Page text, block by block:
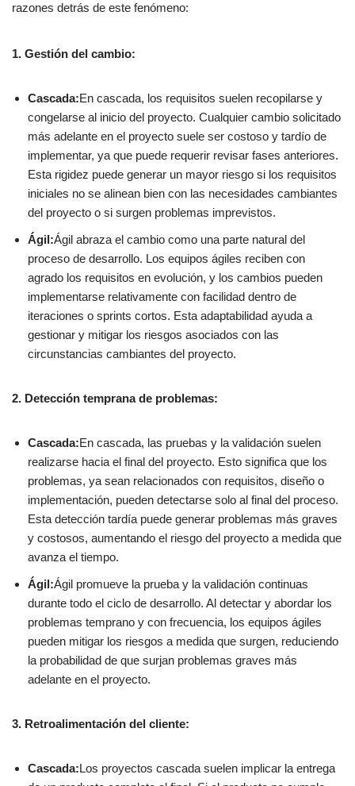
razones detrás de este fenómeno:
1. Gestión del cambio:
Cascada:En cascada, los requisitos suelen recopilarse y
congelarse al inicio del proyecto. Cualquier cambio solicitado
más adelante en el proyecto suele ser costoso y tardío de
implementar, ya que puede requerir revisar fases anteriores.
Esta rigidez puede generar un mayor riesgo si los requisitos
iniciales no se alinean bien con las necesidades cambiantes
del proyecto o si surgen problemas imprevistos.
Ágil:Ágil abraza el cambio como una parte natural del
proceso de desarrollo. Los equipos ágiles reciben con
agrado los requisitos en evolución, y los cambios pueden
implementarse relativamente con facilidad dentro de
iteraciones o sprints cortos. Esta adaptabilidad ayuda a
gestionar y mitigar los riesgos asociados con las
circunstancias cambiantes del proyecto.
2. Detección temprana de problemas:
Cascada:En cascada, las pruebas y la validación suelen
realizarse hacia el final del proyecto. Esto significa que los
problemas, ya sean relacionados con requisitos, diseño o
implementación, pueden detectarse solo al final del proceso.
Esta detección tardía puede generar problemas más graves
y costosos, aumentando el riesgo del proyecto a medida que
avanza el tiempo.
Ágil:Ágil promueve la prueba y la validación continuas
durante todo el ciclo de desarrollo. Al detectar y abordar los
problemas temprano y con frecuencia, los equipos ágiles
pueden mitigar los riesgos a medida que surgen, reduciendo
la probabilidad de que surjan problemas graves más
adelante en el proyecto.
3. Retroalimentación del cliente:
Cascada:Los proyectos cascada suelen implicar la entrega